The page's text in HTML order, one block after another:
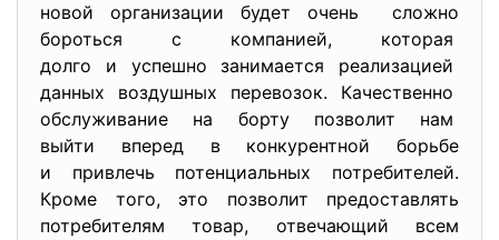
новой организации будет очень сложно
бороться с компанией, которая
долго и успешно занимается реализацией
данных воздушных перевозок. Качественно
обслуживание на борту позволит нам
выйти вперед в конкурентной борьбе
и привлечь потенциальных потребителей.
Кроме того, это позволит предоставлять
потребителям товар, отвечающий всем